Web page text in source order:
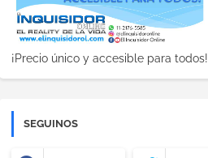
¡Precio único y accesible para todos!
SEGUINOS